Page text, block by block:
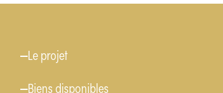
Le projet
Biens disponibles